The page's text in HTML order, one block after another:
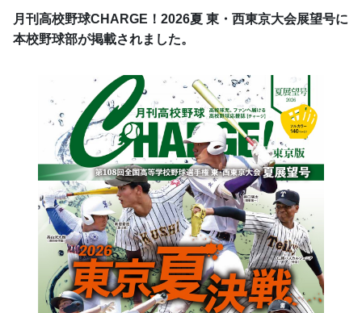
月刊高校野球CHARGE！2026夏 東・西東京大会展望号に
本校野球部が掲載されました。